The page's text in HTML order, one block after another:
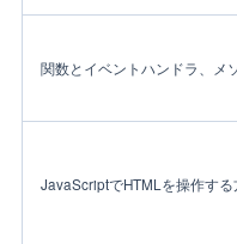
関数とイベントハンドラ、メ
JavaScriptでHTMLを操作する